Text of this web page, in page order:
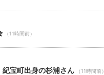
（11時間前）
宝町出身の杉浦さん （11時間前）